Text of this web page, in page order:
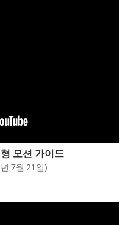
모션 가이드
7월 21일)